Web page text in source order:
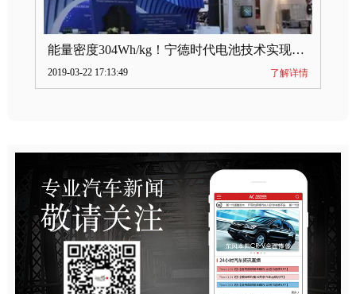
能量密度304Wh/kg！宁德时代电池技术实现突破
2019-03-22 17:13:49 了解详情